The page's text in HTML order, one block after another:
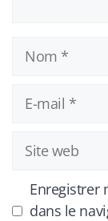
mail
Site
web
Enregistrer
dans le